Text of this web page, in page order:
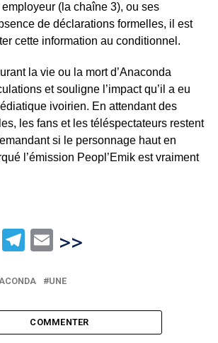
employeur (la chaîne 3), ou ses
de déclarations formelles, il est
cette information au conditionnel.
la vie ou la mort d’Anaconda
et souligne l’impact qu’il a eu
ivoirien. En attendant des
les fans et les téléspectateurs restent
si le personnage haut en
l’émission Peopl’Emik est vraiment
Telegram
Email
>>
UNE
COMMENTER